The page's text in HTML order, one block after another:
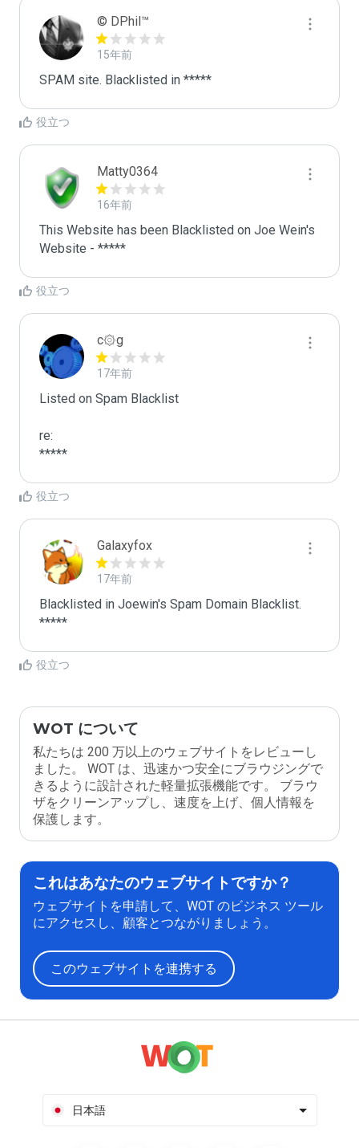
© DPhil™
15年前
SPAM site. Blacklisted in *****
役立つ
Matty0364
16年前
This Website has been Blacklisted on Joe Wein's
Website - *****
役立つ
c۞g
17年前
Listed on Spam Blacklist
re:
*****
役立つ
Galaxyfox
17年前
Blacklisted in Joewin's Spam Domain Blacklist.
*****
役立つ
WOT について
私たちは 200 万以上のウェブサイトをレビューし
ました。 WOT は、迅速かつ安全にブラウジングで
きるように設計された軽量拡張機能です。 ブラウ
ザをクリーンアップし、速度を上げ、個人情報を
保護します。
これはあなたのウェブサイトですか？
ウェブサイトを申請して、WOT のビジネス ツール
にアクセスし、顧客とつながりましょう。
このウェブサイトを連携する
日本語